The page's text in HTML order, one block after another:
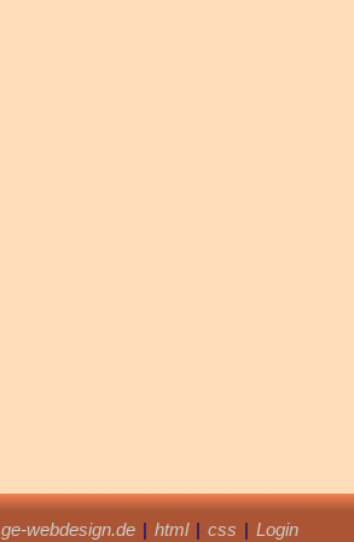
ge-webdesign.de | html | css | Login